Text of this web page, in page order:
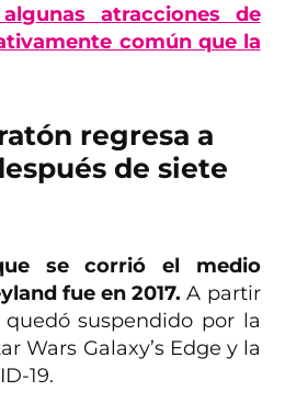
atracciones de
común que la
regresa a
de siete
se corrió el medio
fue en 2017.A partir
suspendido por la
Wars Galaxy’s Edge y la
19.